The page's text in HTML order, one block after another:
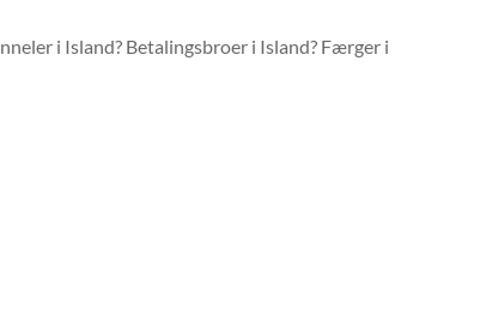
i Island? Betalingsbroer i Island? Færger i